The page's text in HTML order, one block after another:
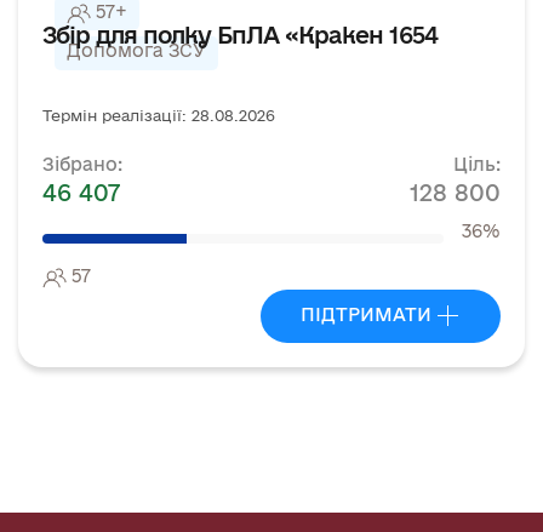
57+
Допомога ЗСУ
Збір для полку БпЛА «Кракен 1654
Термін реалізації: 28.08.2026
Зібрано:
46 407
Ціль:
128 800
36%
57
ПІДТРИМАТИ